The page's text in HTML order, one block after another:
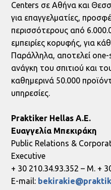
Centers σε Αθήνα και
για επαγγελματίες,
περισσότερους από
εμπειρίες κορυφής, για
Παράλληλα, αποτελεί
ανάγκη του σπιτιού και
καθημερινά 50.000
υπηρεσίες.
Praktiker Hellas A.E.
Ευαγγελία Μπεκιράκη
Public Relations &
Executive
+ 30 210.34.93.352 – M. +
E-mail: